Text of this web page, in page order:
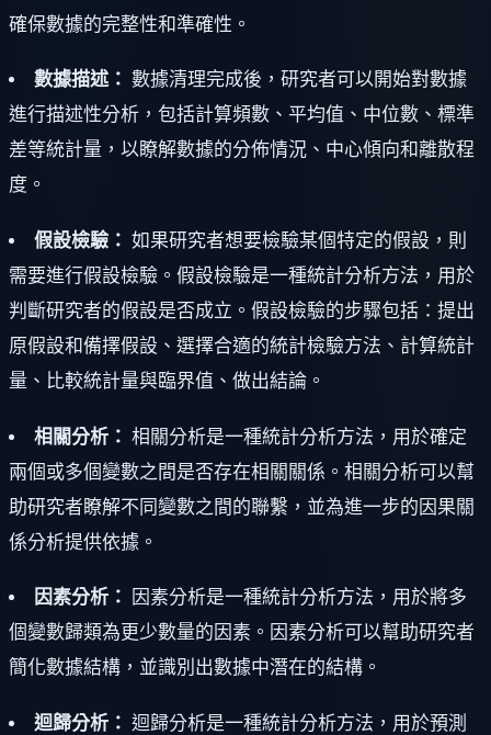
確保數據的完整性和準確性。
數據描述： 數據清理完成後，研究者可以開始對數據
進行描述性分析，包括計算頻數、平均值、中位數、標準
差等統計量，以瞭解數據的分佈情況、中心傾向和離散程
度。
假設檢驗： 如果研究者想要檢驗某個特定的假設，則
需要進行假設檢驗。假設檢驗是一種統計分析方法，用於
判斷研究者的假設是否成立。假設檢驗的步驟包括：提出
原假設和備擇假設、選擇合適的統計檢驗方法、計算統計
量、比較統計量與臨界值、做出結論。
相關分析： 相關分析是一種統計分析方法，用於確定
兩個或多個變數之間是否存在相關關係。相關分析可以幫
助研究者瞭解不同變數之間的聯繫，並為進一步的因果關
係分析提供依據。
因素分析：
因素分析是一種統計分析方法，用於將多
個變數歸類為更少數量的因素。因素分析可以幫助研究者
簡化數據結構，並識別出數據中潛在的結構。
迴歸分析： 迴歸分析是一種統計分析方法，用於預測